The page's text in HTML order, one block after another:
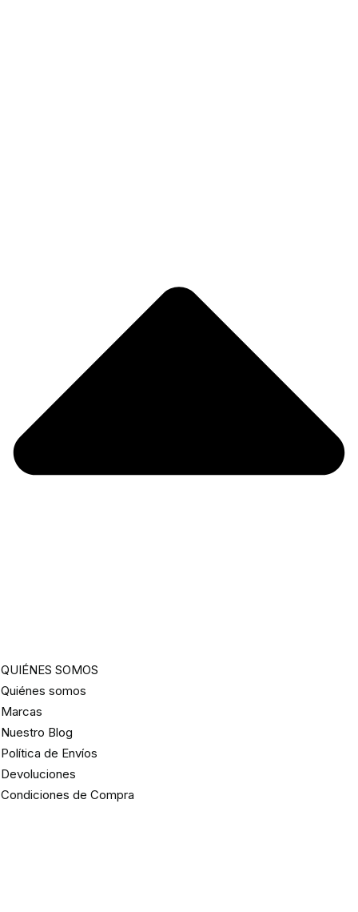
QUIÉNES SOMOS
Quiénes somos
Marcas
Nuestro Blog
Política de Envíos
Devoluciones
Condiciones de Compra